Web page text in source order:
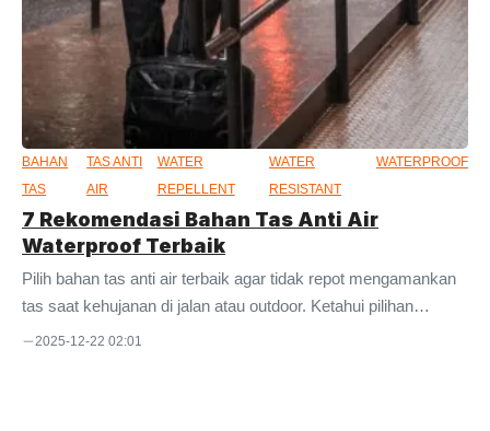
kebutuhan masing-masing orang. Anda dapat memakainya
untuk membawa laptop dan dokumen. Bisa juga untuk
membawa pakaian dan perlengkapan lainnya. Bila punya bayi,
produk ini juga ...
BAHAN
TAS
TAS ANTI
AIR
WATER
REPELLENT
WATER
RESISTANT
WATERPROOF
7 Rekomendasi Bahan Tas Anti Air
Waterproof Terbaik
Pilih bahan tas anti air terbaik agar tidak repot mengamankan
tas saat kehujanan di jalan atau outdoor. Ketahui pilihan
bahannya di sini. Sebagaimana diketahui, ada cukup banyak
2025-12-22 02:01